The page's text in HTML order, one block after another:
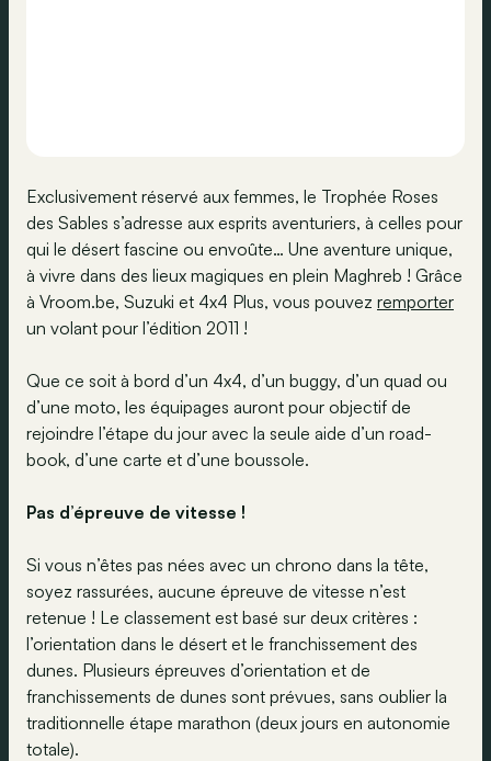
Exclusivement réservé aux femmes, le Trophée Roses
des Sables s’adresse aux esprits aventuriers, à celles pour
qui le désert fascine ou envoûte… Une aventure unique,
à vivre dans des lieux magiques en plein Maghreb ! Grâce
à Vroom.be, Suzuki et 4x4 Plus, vous pouvez remporter
un volant pour l’édition 2011 !
Que ce soit à bord d’un 4x4, d’un buggy, d’un quad ou
d’une moto, les équipages auront pour objectif de
rejoindre l’étape du jour avec la seule aide d’un road-
book, d’une carte et d’une boussole.
Pas d’épreuve de vitesse !
Si vous n’êtes pas nées avec un chrono dans la tête,
soyez rassurées, aucune épreuve de vitesse n’est
retenue ! Le classement est basé sur deux critères :
l’orientation dans le désert et le franchissement des
dunes. Plusieurs épreuves d’orientation et de
franchissements de dunes sont prévues, sans oublier la
traditionnelle étape marathon (deux jours en autonomie
totale).